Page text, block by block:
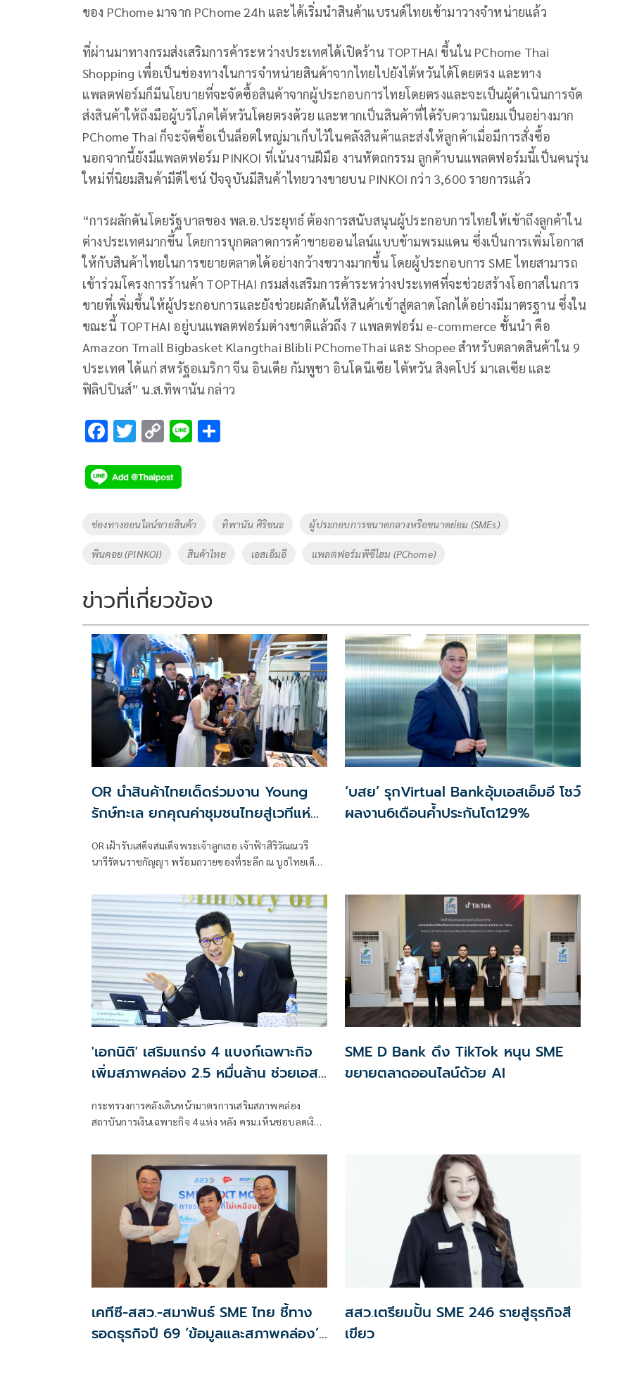
ของ PChome มาจาก PChome 24h และได้เริ่มนำสินค้าแบรนด์ไทยเข้ามาวางจำหน่ายแล้ว
ที่ผ่านมาทางกรมส่งเสริมการค้าระหว่างประเทศได้เปิดร้าน TOPTHAI ขึ้นใน PChome Thai
Shopping เพื่อเป็นช่องทางในการจำหน่ายสินค้าจากไทยไปยังไต้หวันได้โดยตรง และทาง
แพลตฟอร์มก็มีนโยบายที่จะจัดซื้อสินค้าจากผู้ประกอบการไทยโดยตรงและจะเป็นผู้ดำเนินการจัด
ส่งสินค้าให้ถึงมือผู้บริโภคไต้หวันโดยตรงด้วย และหากเป็นสินค้าที่ได้รับความนิยมเป็นอย่างมาก
PChome Thai ก็จะจัดซื้อเป็นล็อตใหญ่มาเก็บไว้ในคลังสินค้าและส่งให้ลูกค้าเมื่อมีการสั่งซื้อ
นอกจากนี้ยังมีแพลตฟอร์ม PINKOI ที่เน้นงานฝีมือ งานหัตถกรรม ลูกค้าบนแพลตฟอร์มนี้เป็นคนรุ่น
ใหม่ที่นิยมสินค้ามีดีไซน์ ปัจจุบันมีสินค้าไทยวางขายบน PINKOI กว่า 3,600 รายการแล้ว
“การผลักดันโดยรัฐบาลของ พล.อ.ประยุทธ์ ต้องการสนับสนุนผู้ประกอบการไทยให้เข้าถึงลูกค้าใน
ต่างประเทศมากขึ้น โดยการบุกตลาดการค้าขายออนไลน์แบบข้ามพรมแดน ซึ่งเป็นการเพิ่มโอกาส
ให้กับสินค้าไทยในการขยายตลาดได้อย่างกว้างขวางมากขึ้น โดยผู้ประกอบการ SME ไทยสามารถ
เข้าร่วมโครงการร้านค้า TOPTHAI กรมส่งเสริมการค้าระหว่างประเทศที่จะช่วยสร้างโอกาสในการ
ขายที่เพิ่มขึ้นให้ผู้ประกอบการและยังช่วยผลักดันให้สินค้าเข้าสู่ตลาดโลกได้อย่างมีมาตรฐาน ซึ่งใน
ขณะนี้ TOPTHAI อยู่บนแพลตฟอร์มต่างชาติแล้วถึง 7 แพลตฟอร์ม e-commerce ชั้นนำ คือ
Amazon Tmall Bigbasket Klangthai Blibli PChomeThai และ Shopee สำหรับตลาดสินค้าใน 9
ประเทศ ได้แก่ สหรัฐอเมริกา จีน อินเดีย กัมพูชา อินโดนีเซีย ไต้หวัน สิงคโปร์ มาเลเซีย และ
ฟิลิปปินส์” น.ส.ทิพานัน กล่าว
F
e
b
o
k
T
tt
er
C
p
y
Li
Li
Tags
ช่องทางออนไลน์ขายสินค้า ทิพานัน ศิริชนะ ผู้ประกอบการขนาดกลางหรือขนาดย่อม (SMEs)
พินคอย (PINKOI) สินค้าไทย เอสเอ็มอี แพลตฟอร์มพีซีโฮม (PChome)
ข่าวที่เกี่ยวข้อง
OR นำสินค้าไทยเด็ดร่วมงาน Young
รักษ์ทะเล ยกคุณค่าชุมชนไทยสู่เวทีแห่ง
OR เฝ้ารับเสด็จสมเด็จพระเจ้าลูกเธอ เจ้าฟ้าสิริวัณณวรี
นารีรัตนราชกัญญา พร้อมถวายของที่ระลึก ณ บูธไทยเด็ด
สร้างโลกทะเลใหม่ด้วยมือเรา”
‘บสย’ รุกVirtual Bankอุ้มเอสเอ็มอี โชว์
ผลงาน6เดือนค้ำประกันโต129%
'เอกนิติ' เสริมแกร่ง 4 แบงก์เฉพาะกิจ
เพิ่มสภาพคล่อง 2.5 หมื่นล้าน ช่วยเอส
กระทรวงการคลังเดินหน้ามาตรการเสริมสภาพคล่อง
สถาบันการเงินเฉพาะกิจ 4 แห่ง หลัง ครม.เห็นชอบลดเงิน
ระบบกว่า 25,000 ล้านบาท เปิดทาง ธ.ก.
SME D Bank ดึง TikTok หนุน SME
ขยายตลาดออนไลน์ด้วย AI
เคทีซี-สสว.-สมาพันธ์ SME ไทย ชี้ทาง
รอดธุรกิจปี 69 ‘ข้อมูลและสภาพคล่อง’
สสว.เตรียมปั้น SME 246 รายสู่ธุรกิจสี
เขียว